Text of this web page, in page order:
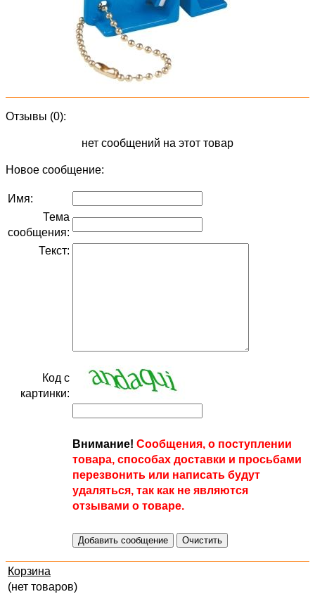
Отзывы (0):
нет сообщений на этот товар
Новое сообщение:
Имя:
Тема
сообщения:
Текст:
Код с
картинки:
Внимание! Сообщения, о поступлении
товара, способах доставки и просьбами
перезвонить или написать будут
удаляться, так как не являются
отзывами о товаре.
Корзина
(нет товаров)